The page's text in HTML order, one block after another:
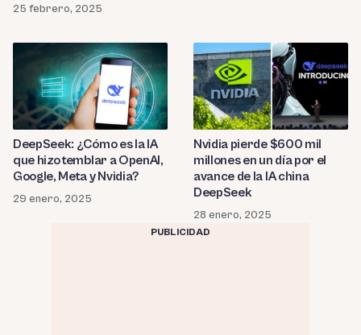
25 febrero, 2025
DeepSeek: ¿Cómo es la IA
que hizo temblar a OpenAI,
Google, Meta y Nvidia?
29 enero, 2025
Nvidia pierde $600 mil
millones en un día por el
avance de la IA china
DeepSeek
28 enero, 2025
PUBLICIDAD